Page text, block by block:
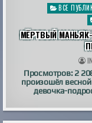
в
ВСЕ
МЁРТВЫЙ
Просмотров: 2
произошёл
девочка-